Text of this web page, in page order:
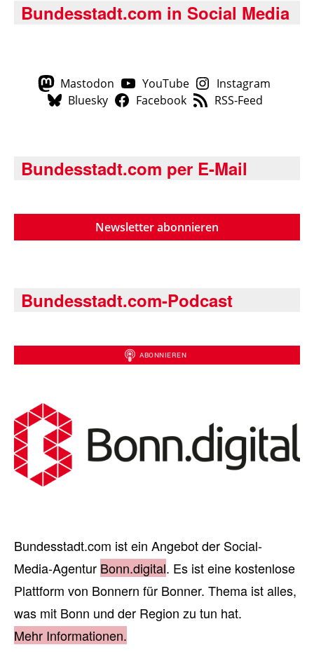
Bundesstadt.com in Social Media
Mastodon YouTube
Instagram
Bluesky
Facebook RSS-Feed
Bundesstadt.com per E-Mail
Newsletter abonnieren
Bundesstadt.com-Podcast
Bundesstadt.com ist ein Angebot der Social-
Media-Agentur Bonn.digital. Es ist eine kostenlose
Plattform von Bonnern für Bonner. Thema ist alles,
was mit Bonn und der Region zu tun hat.
Mehr Informationen.